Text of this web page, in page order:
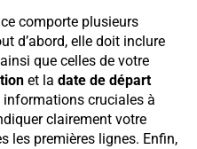
comporte plusieurs
d’abord, elle doit inclure
ainsi que celles de votre
et la date de départ
cruciales à
clairement votre
les premières lignes. Enfin,